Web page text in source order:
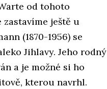
od tohoto
ještě u
(1870-1956) se
Jihlavy. Jeho rodný
a je možné si ho
kterou navrhl.